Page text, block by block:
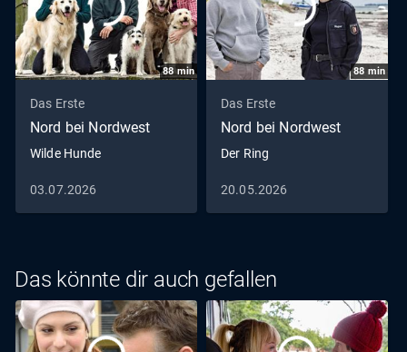
88min
Das Erste
Nord bei Nordwest
Wilde Hunde
03.07.2026
88 min
Das Erste
Nord bei Nordwest
Der Ring
20.05.2026
Das könnte dir auch gefallen